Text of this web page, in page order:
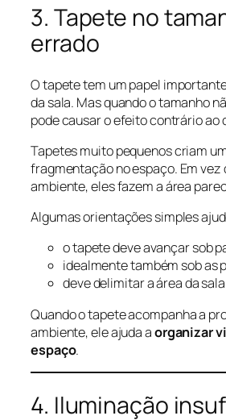
3. Tapete no
errado
O tapete tem um papel
da sala. Mas quando o tamanho
pode causar o efeito contrário ao
Tapetes muito pequenos criam
fragmentação no espaço. Em vez
ambiente, eles fazem a área
Algumas orientações simples
o tapete deve avançar sob
idealmente também sob as
deve delimitar a área da sala
Quando o tapete acompanha a
ambiente, ele ajuda aorganizar
espaço.
4. Iluminação